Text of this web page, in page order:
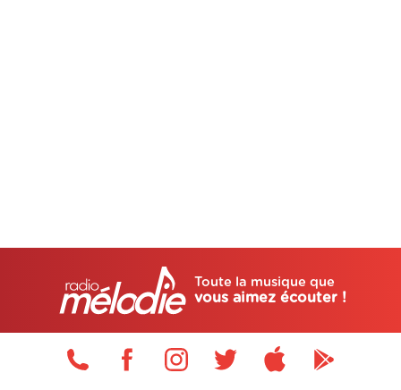
Toute la musique que
vous aimez écouter !